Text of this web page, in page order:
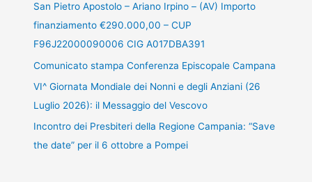
San Pietro Apostolo – Ariano Irpino – (AV) Importo
finanziamento €290.000,00 – CUP
F96J22000090006 CIG A017DBA391
Comunicato stampa Conferenza Episcopale Campana
VI^ Giornata Mondiale dei Nonni e degli Anziani (26
Luglio 2026): il Messaggio del Vescovo
Incontro dei Presbiteri della Regione Campania: “Save
the date” per il 6 ottobre a Pompei